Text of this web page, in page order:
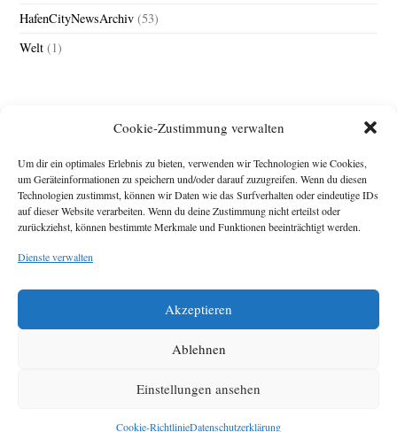
Cookie-Zustimmung verwalten
Um dir ein optimales Erlebnis zu bieten, verwenden wir Technologien wie Cookies,
um Geräteinformationen zu speichern und/oder darauf zuzugreifen. Wenn du diesen
Technologien zustimmst, können wir Daten wie das Surfverhalten oder eindeutige IDs
auf dieser Website verarbeiten. Wenn du deine Zustimmung nicht erteilst oder
zurückziehst, können bestimmte Merkmale und Funktionen beeinträchtigt werden.
Dienste verwalten
Akzeptieren
Ablehnen
Einstellungen ansehen
Cookie-RichtlinieDatenschutzerklärung
HafenCityNewsArchiv (53)
Welt (1)
Impressum
Michael Baden,
Diese Webseite stellt
zehn Jahre der